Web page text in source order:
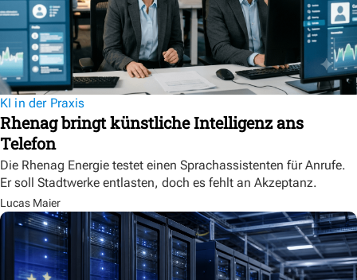
KI in der Praxis
Rhenag bringt künstliche Intelligenz ans
Telefon
Die Rhenag Energie testet einen Sprachassistenten für Anrufe.
Er soll Stadtwerke entlasten, doch es fehlt an Akzeptanz.
Lucas Maier